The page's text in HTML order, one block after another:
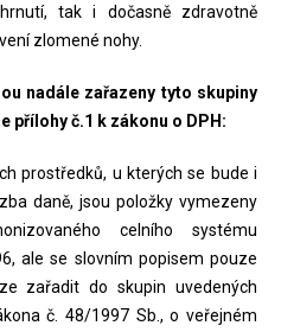
tak i dočasně zdravotně
zlomené nohy.
nadále zařazeny tyto skupiny
přílohy č.1 k zákonu o DPH:
prostředků, u kterých se bude i
daně, jsou položky vymezeny
celního systému
ale se slovním popisem pouze
zařadit do skupin uvedených
č. 48/1997 Sb., o veřejném